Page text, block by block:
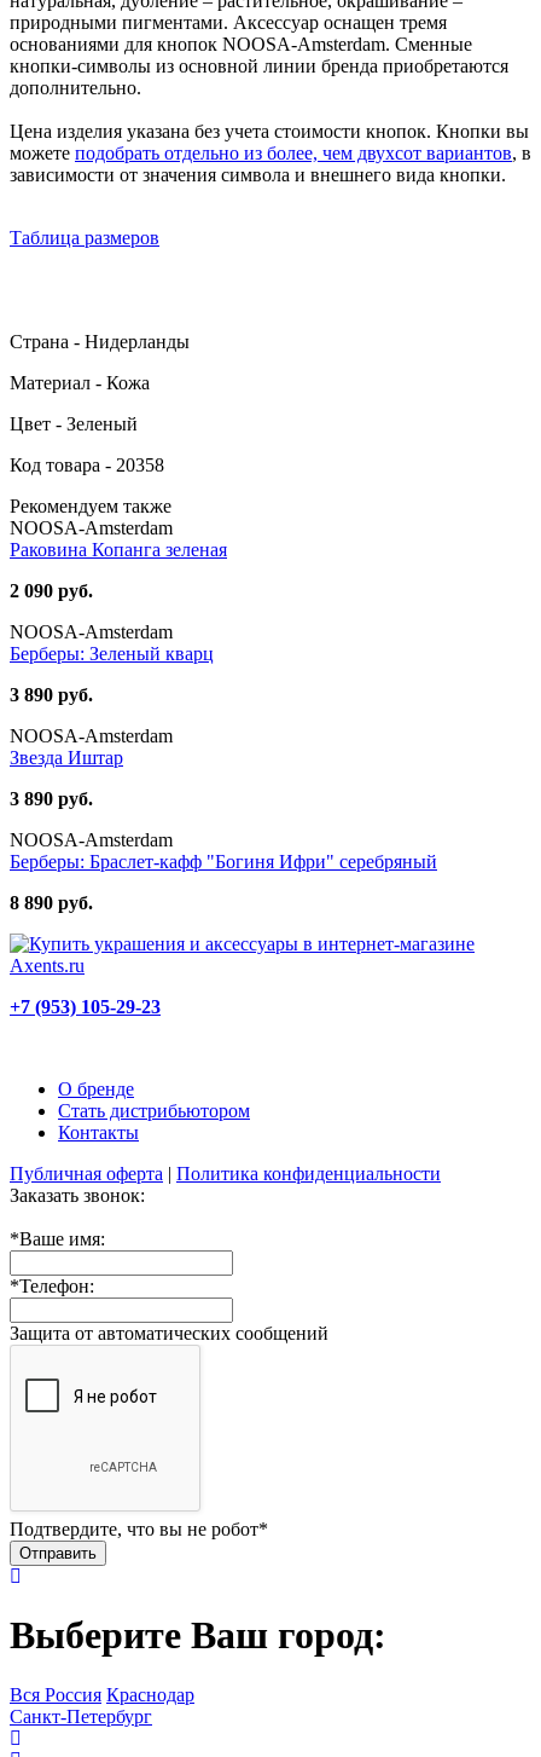
природными пигментами. Аксессуар оснащен тремя
основаниями для кнопок NOOSA-Amsterdam. Сменные
кнопки-символы из основной линии бренда приобретаются
дополнительно.
Цена изделия указана без учета стоимости кнопок. Кнопки вы
можете подобрать отдельно из более, чем двухсот вариантов, в
зависимости от значения символа и внешнего вида кнопки.
Таблица размеров
Страна - Нидерланды
Материал - Кожа
Цвет - Зеленый
Код товара - 20358
Рекомендуем также
NOOSA-Amsterdam
Раковина Копанга зеленая
2 090 руб.
NOOSA-Amsterdam
Берберы: Зеленый кварц
3 890 руб.
NOOSA-Amsterdam
Звезда Иштар
3 890 руб.
NOOSA-Amsterdam
Берберы: Браслет-кафф "Богиня Ифри" серебряный
8 890 руб.
+7 (953) 105-29-23
О бренде
Стать дистрибьютором
Контакты
Публичная оферта | Политика конфиденциальности
Заказать звонок:
*Ваше имя:
*Телефон:
Защита от автоматических сообщений
Подтвердите, что вы не робот*
Выберите Ваш город:
Вся Россия Краснодар
Санкт-Петербург